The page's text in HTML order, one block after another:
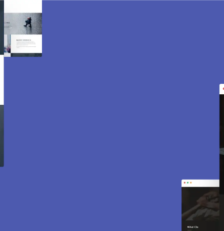
Création de site internet